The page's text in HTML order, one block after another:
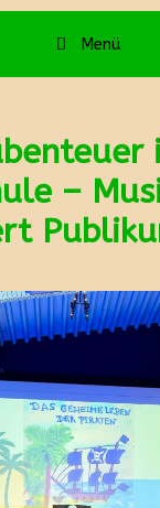
Menü
–